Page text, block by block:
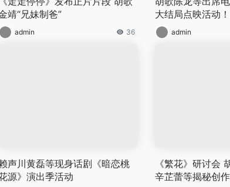
靖“兄妹制爸”
admin 36
大结局点映活动！
admin
声川黄磊等现身话剧《暗恋桃
源》演出季活动
《繁花》研讨会
辛芷蕾等揭秘创作